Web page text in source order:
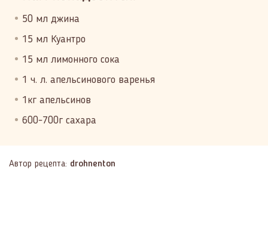
50 мл джина
15 мл Куантро
15 мл лимонного сока
1 ч. л. апельсинового варенья
1кг апельсинов
600-700г сахара
Автор рецепта: drohnenton